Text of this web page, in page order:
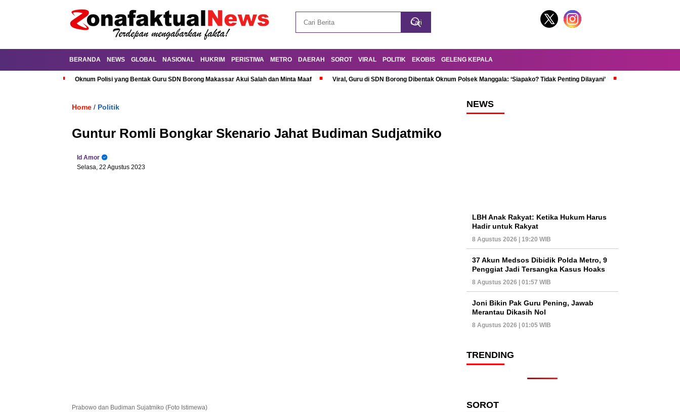
BERANDA NEWS GLOBAL NASIONAL HUKRIM PERISTIWA METRO DAERAH SOROT VIRAL POLITIK EKOBIS GELENG KEPALA
Oknum Polisi yang Bentak Guru SDN Borong Makassar Akui Salah dan Minta Maaf Viral, Guru di SDN Borong Dibentak Oknum Polsek Manggala: ‘Siapako? Tidak Penting Dilayani’
Home / Politik
Guntur Romli Bongkar Skenario Jahat Budiman Sudjatmiko
Id Amor
Selasa, 22 Agustus 2023
Prabowo dan Budiman Sujatmiko (Foto Istimewa)
NEWS
LBH Anak Rakyat: Ketika Hukum Harus
Hadir untuk Rakyat
8 Agustus 2026 | 19:20 WIB
37 Akun Medsos Dibidik Polda Metro, 9
Penggiat Jadi Tersangka Kasus Hoaks
8 Agustus 2026 | 01:57 WIB
Joni Bikin Pak Guru Pening, Jawab
Merantau Dikasih Nol
8 Agustus 2026 | 01:05 WIB
TRENDING
SOROT